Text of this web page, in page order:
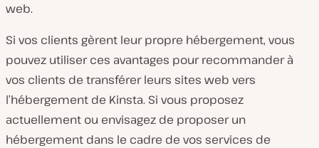
web.
Si vos clients gèrent leur propre hébergement, vous
pouvez utiliser ces avantages pour recommander à
vos clients de transférer leurs sites web vers
l’hébergement de Kinsta. Si vous proposez
actuellement ou envisagez de proposer un
hébergement dans le cadre de vos services de